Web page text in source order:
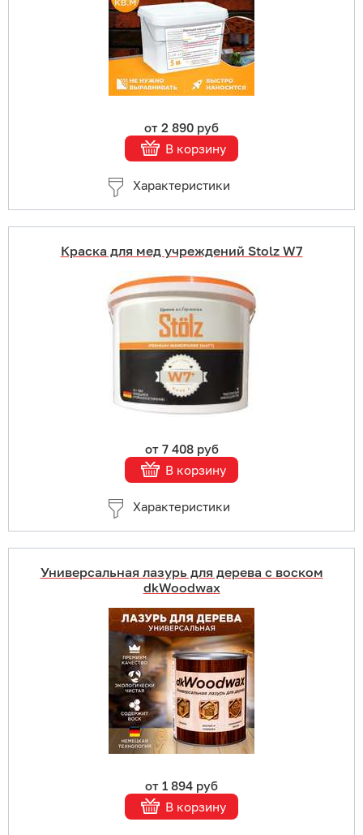
от 2 890 руб
В корзину
Характеристики
Подробнее
Краска для мед учреждений Stolz W7
от 7 408 руб
В корзину
Характеристики
Купить в 1 клик
В корзину
Подробнее
Универсальная лазурь для дерева с воском
dkWoodwax
от 1 894 руб
В корзину
Купить в 1 клик
В корзину
Подробнее